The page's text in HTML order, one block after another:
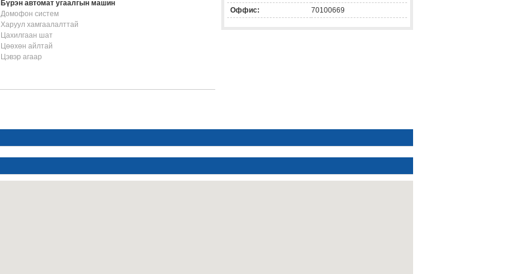
Бүрэн автомат угаалгын машин
Домофон систем
Харуул хамгаалалттай
Цахилгаан шат
Цөөхөн айлтай
Цэвэр агаар
Оффис:
70100669